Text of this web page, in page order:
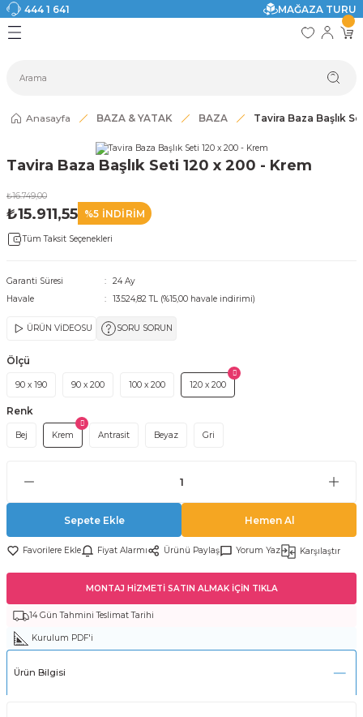
444 1 641
MAĞAZA TURU
Geri Dön
Geri Dön
Geri Dön
Geri Dön
Geri Dön
Geri Dön
Anasayfa BAZA & YATAK BAZA Tavira Baza Başlık
Tavira Baza Başlık Seti 120 x 200 - Krem
₺16.749,00
₺15.911,55 %5 İNDİRİM
Tüm Taksit Seçenekleri
Garanti Süresi
24 Ay
Havale
13.524,82 TL (%15,00 havale indirimi)
ÜRÜN VİDEOSU SORU SORUN
Ölçü
90 x 190 90 x 200 100 x 200 120 x 200
Renk
Bej Krem Antrasit Beyaz Gri
Sepete Ekle Hemen Al
Fiyat Alarmı Ürünü Paylaş Yorum Yaz Karşılaştır
MONTAJ HİZMETİ SATIN ALMAK İÇİN TIKLA
14 Gün Tahmini Teslimat Tarihi
Kurulum PDF'i
Ürün Bilgisi